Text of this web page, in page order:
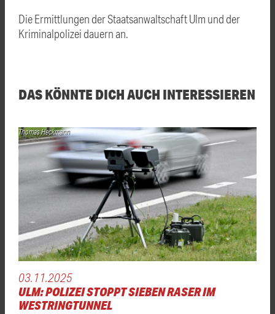
Die Ermittlungen der Staatsanwaltschaft Ulm und der
Kriminalpolizei dauern an.
DAS KÖNNTE DICH AUCH INTERESSIEREN
Thomas Heckmann
03.11.2025
ULM: POLIZEI STOPPT SIEBEN RASER IM
WESTRINGTUNNEL